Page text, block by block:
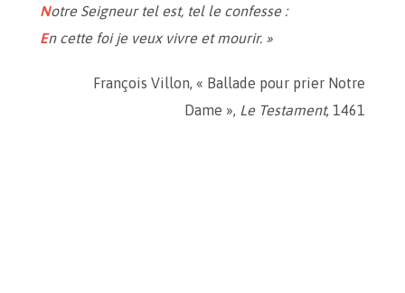
Notre Seigneur tel est, tel le confesse :
En cette foi je veux vivre et mourir. »
François Villon, « Ballade pour prier Notre
Dame », Le Testament, 1461